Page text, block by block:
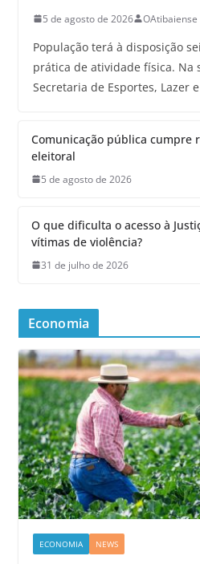
5 de agosto de 2026 OAtibaiense
População terá à disposição
prática de atividade física. Na
Secretaria de Esportes, Lazer e
Comunicação pública cumpre
eleitoral
5 de agosto de 2026
O que dificulta o acesso à
vítimas de violência?
31 de julho de 2026
Economia
ECONOMIA NEWS